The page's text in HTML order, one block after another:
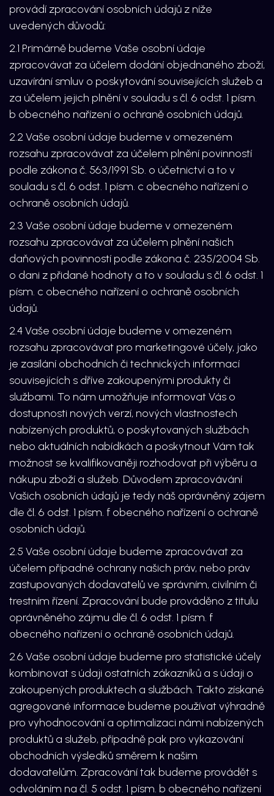
provádí zpracování osobních údajů z níže
uvedených důvodů:
2.1 Primárně budeme Vaše osobní údaje
zpracovávat za účelem dodání objednaného zboží,
uzavírání smluv o poskytování souvisejících služeb a
za účelem jejich plnění v souladu s čl. 6 odst. 1 písm.
b obecného nařízení o ochraně osobních údajů.
2.2 Vaše osobní údaje budeme v omezeném
rozsahu zpracovávat za účelem plnění povinností
podle zákona č. 563/1991 Sb. o účetnictví a to v
souladu s čl. 6 odst. 1 písm. c obecného nařízení o
ochraně osobních údajů.
2.3 Vaše osobní údaje budeme v omezeném
rozsahu zpracovávat za účelem plnění našich
daňových povinností podle zákona č. 235/2004 Sb.
o dani z přidané hodnoty a to v souladu s čl. 6 odst. 1
písm. c obecného nařízení o ochraně osobních
údajů.
2.4 Vaše osobní údaje budeme v omezeném
rozsahu zpracovávat pro marketingové účely, jako
je zasílání obchodních či technických informací
souvisejících s dříve zakoupenými produkty či
službami. To nám umožňuje informovat Vás o
dostupnosti nových verzí, nových vlastnostech
nabízených produktů, o poskytovaných službách
nebo aktuálních nabídkách a poskytnout Vám tak
možnost se kvalifikovaněji rozhodovat při výběru a
nákupu zboží a služeb. Důvodem zpracovávání
Vašich osobních údajů je tedy náš oprávněný zájem
dle čl. 6 odst. 1 písm. f obecného nařízení o ochraně
osobních údajů.
2.5 Vaše osobní údaje budeme zpracovávat za
účelem případné ochrany našich práv, nebo práv
zastupovaných dodavatelů ve správním, civilním či
trestním řízení. Zpracování bude prováděno z titulu
oprávněného zájmu dle čl. 6 odst. 1 písm. f
obecného nařízení o ochraně osobních údajů.
2.6 Vaše osobní údaje budeme pro statistické účely
kombinovat s údaji ostatních zákazníků a s údaji o
zakoupených produktech a službách. Takto získané
agregované informace budeme používat výhradně
pro vyhodnocování a optimalizaci námi nabízených
produktů a služeb, případně pak pro vykazování
obchodních výsledků směrem k našim
dodavatelům. Zpracování tak budeme provádět s
odvoláním na čl. 5 odst. 1 písm. b obecného nařízení